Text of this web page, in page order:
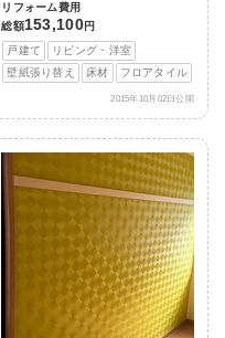
リフォーム費用
総額153,100円
戸建て
リビング・洋室
壁紙張り替え
床材 フロアタイル
2015年10月02日公開